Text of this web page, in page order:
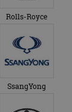
Rolls-Royce
SsangYong